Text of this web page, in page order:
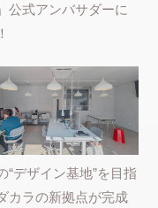
公式アンバサダーに
“デザイン基地”を目指
カラの新拠点が完成